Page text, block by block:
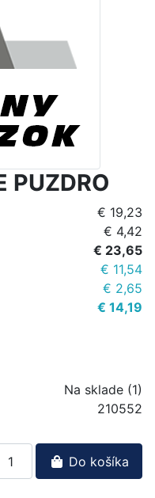
PUZDRO
€ 19,23
€ 4,42
€ 23,65
€ 11,54
€ 2,65
€ 14,19
Na sklade (1)
210552
Do košíka